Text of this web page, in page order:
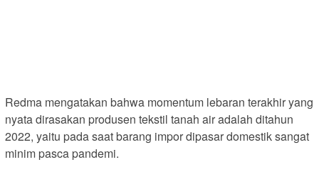
Redma mengatakan bahwa momentum lebaran terakhir yang
nyata dirasakan produsen tekstil tanah air adalah ditahun
2022, yaitu pada saat barang impor dipasar domestik sangat
minim pasca pandemi.